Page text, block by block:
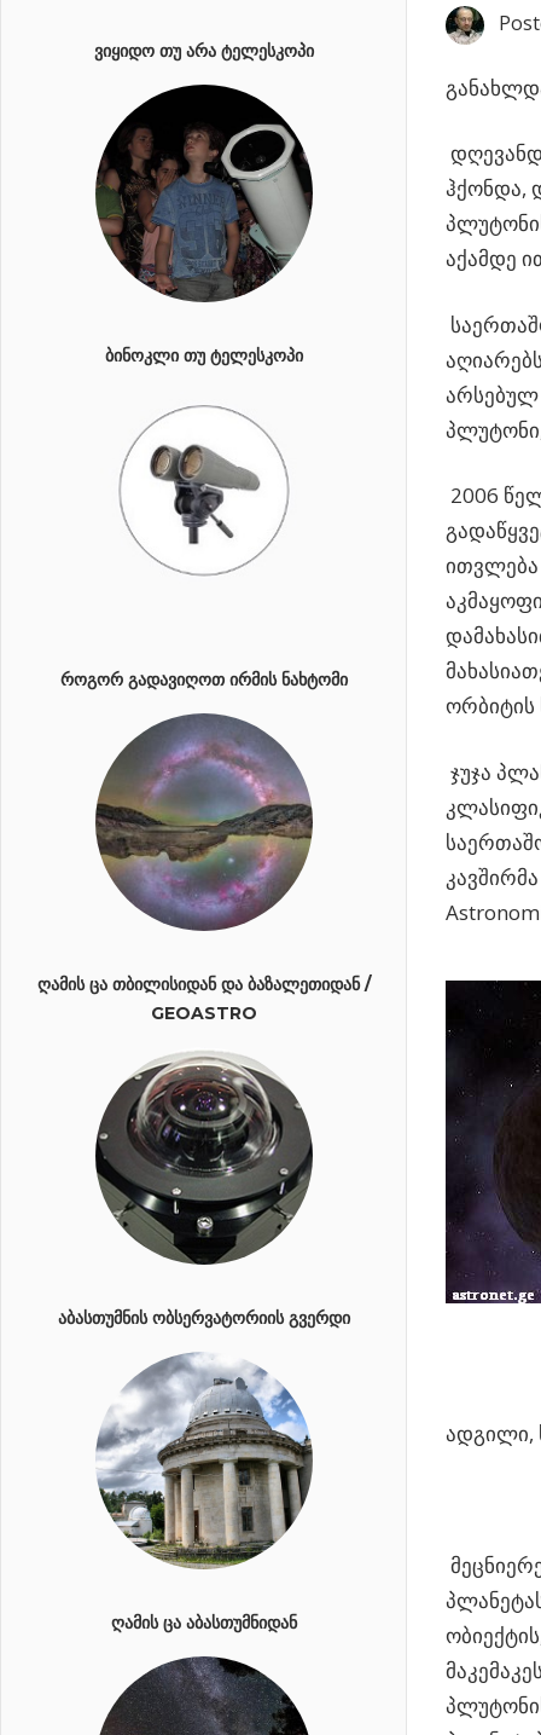
ჰქონდა,
აქამდე
2006
ორბიტის
ჯუჯა
ადგილი,
ᲕᲘᲧᲘᲓᲝ ᲗᲣ ᲐᲠᲐ ᲢᲔᲚᲔᲡᲙᲝᲞᲘ
ᲑᲘᲜᲝᲙᲚᲘ ᲗᲣ ᲢᲔᲚᲔᲡᲙᲝᲞᲘ
ᲠᲝᲒᲝᲠ ᲒᲐᲓᲐᲕᲘᲦᲝᲗ ᲘᲠᲛᲘᲡ ᲜᲐᲮᲢᲝᲛᲘ
ᲦᲐᲛᲘᲡ ᲪᲐ ᲗᲑᲘᲚᲘᲡᲘᲓᲐᲜ ᲓᲐ ᲑᲐᲖᲐᲚᲔᲗᲘᲓᲐᲜ /
GEOASTRO
ᲐᲑᲐᲡᲗᲣᲛᲜᲘᲡ ᲝᲑᲡᲔᲠᲕᲐᲢᲝᲠᲘᲘᲡ ᲒᲕᲔᲠᲓᲘ
ᲦᲐᲛᲘᲡ ᲪᲐ ᲐᲑᲐᲡᲗᲣᲛᲜᲘᲓᲐᲜ